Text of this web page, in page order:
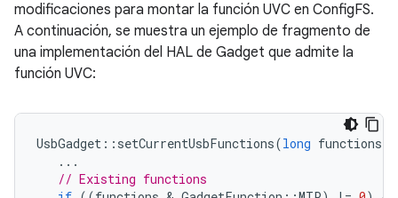
modificaciones para montar la función UVC en ConfigFS.
A continuación, se muestra un ejemplo de fragmento de
una implementación del HAL de Gadget que admite la
función UVC:
UsbGadget :: setCurrentUsbFunctions(long functions
...
// Existing functions